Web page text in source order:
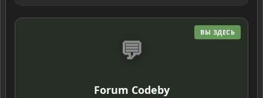
ВЫ ЗДЕСЬ
💬
Forum Codeby